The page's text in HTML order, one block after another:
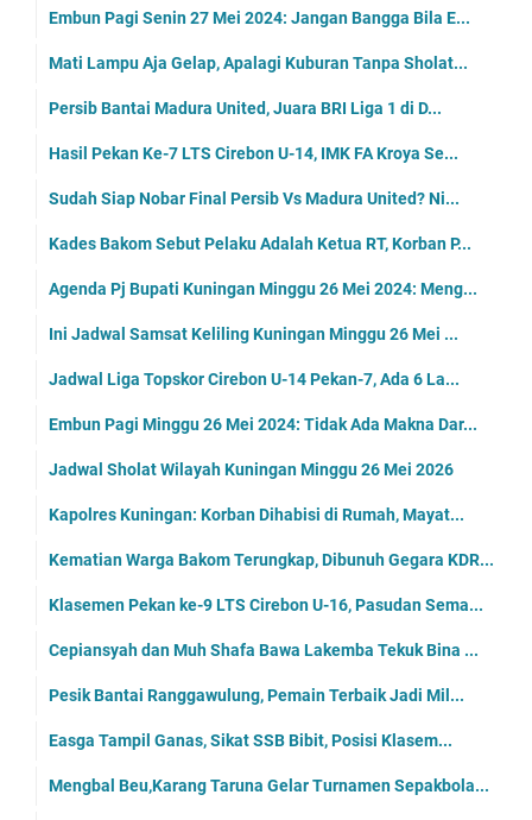
Embun Pagi Senin 27 Mei 2024: Jangan Bangga Bila E...
Mati Lampu Aja Gelap, Apalagi Kuburan Tanpa Sholat...
Persib Bantai Madura United, Juara BRI Liga 1 di D...
Hasil Pekan Ke-7 LTS Cirebon U-14, IMK FA Kroya Se...
Sudah Siap Nobar Final Persib Vs Madura United? Ni...
Kades Bakom Sebut Pelaku Adalah Ketua RT, Korban P...
Agenda Pj Bupati Kuningan Minggu 26 Mei 2024: Meng...
Ini Jadwal Samsat Keliling Kuningan Minggu 26 Mei ...
Jadwal Liga Topskor Cirebon U-14 Pekan-7, Ada 6 La...
Embun Pagi Minggu 26 Mei 2024: Tidak Ada Makna Dar...
Jadwal Sholat Wilayah Kuningan Minggu 26 Mei 2026
Kapolres Kuningan: Korban Dihabisi di Rumah, Mayat...
Kematian Warga Bakom Terungkap, Dibunuh Gegara KDR...
Klasemen Pekan ke-9 LTS Cirebon U-16, Pasudan Sema...
Cepiansyah dan Muh Shafa Bawa Lakemba Tekuk Bina ...
Pesik Bantai Ranggawulung, Pemain Terbaik Jadi Mil...
Easga Tampil Ganas, Sikat SSB Bibit, Posisi Klasem...
Mengbal Beu,Karang Taruna Gelar Turnamen Sepakbola...